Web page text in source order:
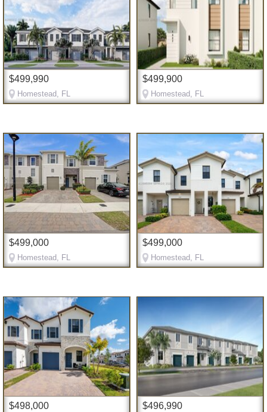
$499,990
Homestead, FL
$499,900
Homestead, FL
$499,000
Homestead, FL
$499,000
Homestead, FL
$498,000 $496,990